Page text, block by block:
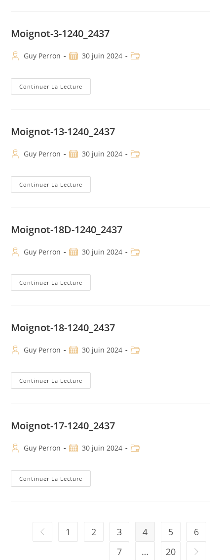
Moignot-3-1240_2437
Guy Perron 30 juin 2024
Continuer La Lecture
Moignot-13-1240_2437
Guy Perron 30 juin 2024
Continuer La Lecture
Moignot-18D-1240_2437
Guy Perron 30 juin 2024
Continuer La Lecture
Moignot-18-1240_2437
Guy Perron 30 juin 2024
Continuer La Lecture
Moignot-17-1240_2437
Guy Perron 30 juin 2024
Continuer La Lecture
1 2 3 4 5
6
7
… 20